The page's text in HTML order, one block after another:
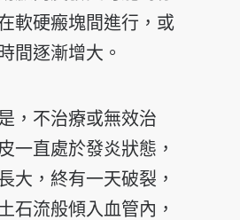
軟硬瘢塊間進行，或
間逐漸增大。
，不治療或無效治
一直處於發炎狀態，
大，終有一天破裂，
石流般傾入血管內，